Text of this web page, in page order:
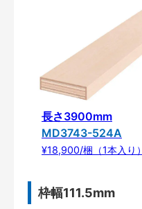
長さ3900mm
MD3743-524A
¥18,900/梱（1本入り）
枠幅111.5mm